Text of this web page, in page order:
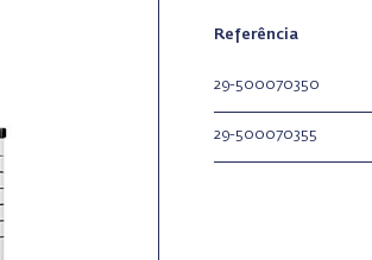
Referência
29-500070350
29-500070355